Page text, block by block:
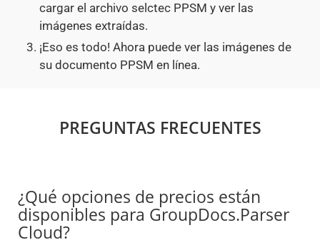
cargar el archivo selctec PPSM y ver las
imágenes extraídas.
¡Eso es todo! Ahora puede ver las imágenes de
su documento PPSM en línea.
PREGUNTAS FRECUENTES
¿Qué opciones de precios están
disponibles para GroupDocs.Parser
Cloud?